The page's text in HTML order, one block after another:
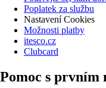
Poplatek za službu
Nastavení Cookies
Možnosti platby
itesco.cz
Clubcard
Pomoc s prvním